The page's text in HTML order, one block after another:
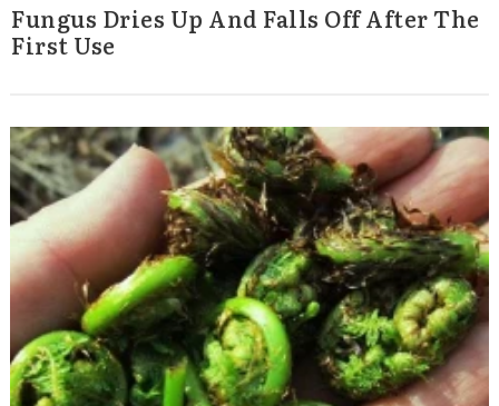
Fungus Dries Up And Falls Off After The
First Use